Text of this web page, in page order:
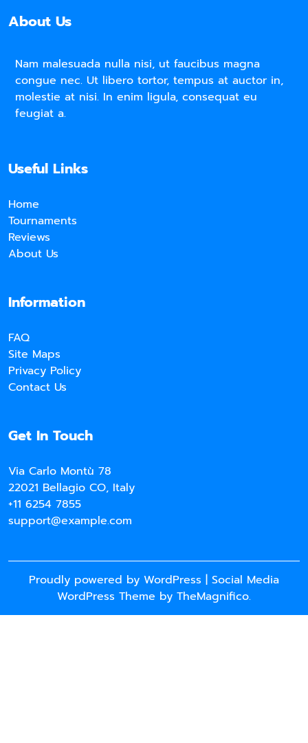
About Us
Nam malesuada nulla nisi, ut faucibus magna
congue nec. Ut libero tortor, tempus at auctor in,
molestie at nisi. In enim ligula, consequat eu
feugiat a.
Useful Links
Home
Tournaments
Reviews
About Us
Information
FAQ
Site Maps
Privacy Policy
Contact Us
Get In Touch
Via Carlo Montù 78
22021 Bellagio CO, Italy
+11 6254 7855
support@example.com
Proudly powered by WordPress | Social Media
WordPress Theme by TheMagnifico.